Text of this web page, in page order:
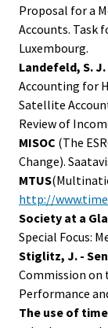
Proposal for a
Accounts. Task
Luxembourg.
Landefeld, S. J.
Accounting for
Satellite
Review of
MISOC (The
Change).
MTUS
http://
Society at a
Special Focus:
Stiglitz, J. -
Commission on
Performance
The use of